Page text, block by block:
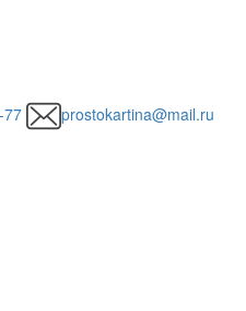
77 prostokartina@mail.ru